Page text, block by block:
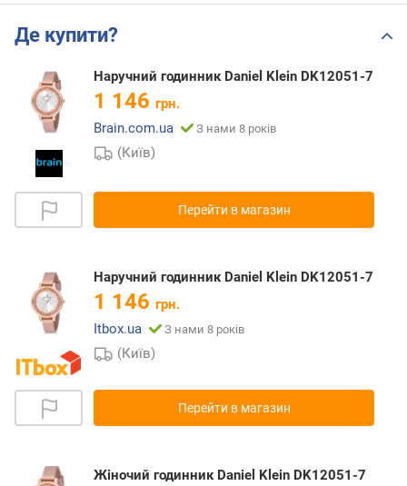
Де купити?
Наручний годинник Daniel Klein DK12051-7
1 146 грн.
Brain.com.ua
З нами 8 років
(Київ)
Перейти в магазин
Наручний годинник Daniel Klein DK12051-7
1 146 грн.
Itbox.ua
З нами 8 років
(Київ)
Перейти в магазин
Жіночий годинник Daniel Klein DK12051-7